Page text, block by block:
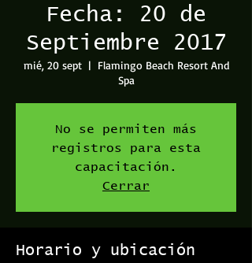
Fecha: 20 de
Septiembre 2017
mié, 20 sept
  |
Flamingo Beach Resort And
Spa
No se permiten más
registros para esta
capacitación.
Cerrar
Horario y ubicación